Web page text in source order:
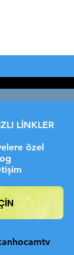
LİNKLER
özel